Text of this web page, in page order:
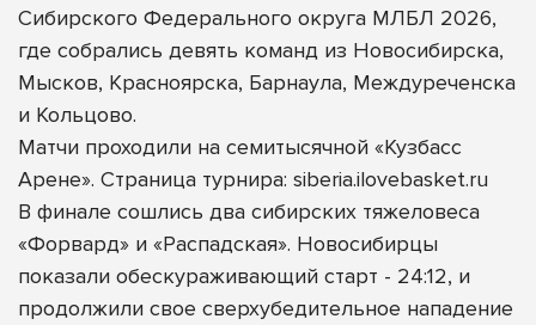
Сибирского Федерального округа МЛБЛ 2026,
где собрались девять команд из Новосибирска,
Мысков, Красноярска, Барнаула, Междуреченска
и Кольцово.
Матчи проходили на семитысячной «Кузбасс
Арене». Страница турнира: siberia.ilovebasket.ru
В финале сошлись два сибирских тяжеловеса
«Форвард» и «Распадская». Новосибирцы
показали обескураживающий старт - 24:12, и
продолжили свое сверхубедительное нападение